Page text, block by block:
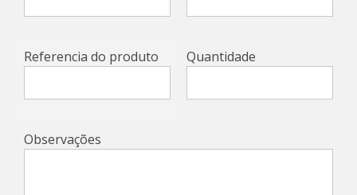
Referencia do produto Quantidade
Observações